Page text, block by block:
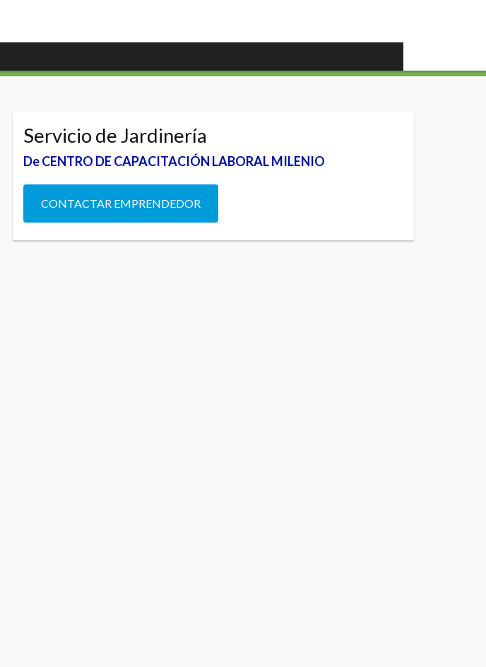
Servicio de Jardinería
De CENTRO DE CAPACITACIÓN LABORAL MILENIO
CONTACTAR EMPRENDEDOR